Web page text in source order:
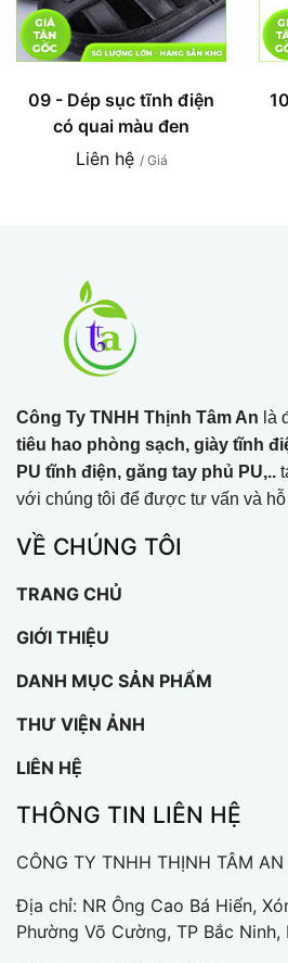
09 - Dép sục tĩnh điện
có quai màu đen
Liên hệ / Giá
Công Ty TNHH Thịnh Tâm An là
tiêu hao phòng sạch, giày tĩnh
PU tĩnh điện, găng tay phủ PU,..
với chúng tôi để được tư vấn và
VỀ CHÚNG TÔI
TRANG CHỦ
GIỚI THIỆU
DANH MỤC SẢN PHẨM
THƯ VIỆN ẢNH
LIÊN HỆ
THÔNG TIN LIÊN HỆ
CÔNG TY TNHH THỊNH TÂM AN
Địa chỉ: NR Ông Cao Bá Hiển,
Phường Võ Cường, TP Bắc Ninh,